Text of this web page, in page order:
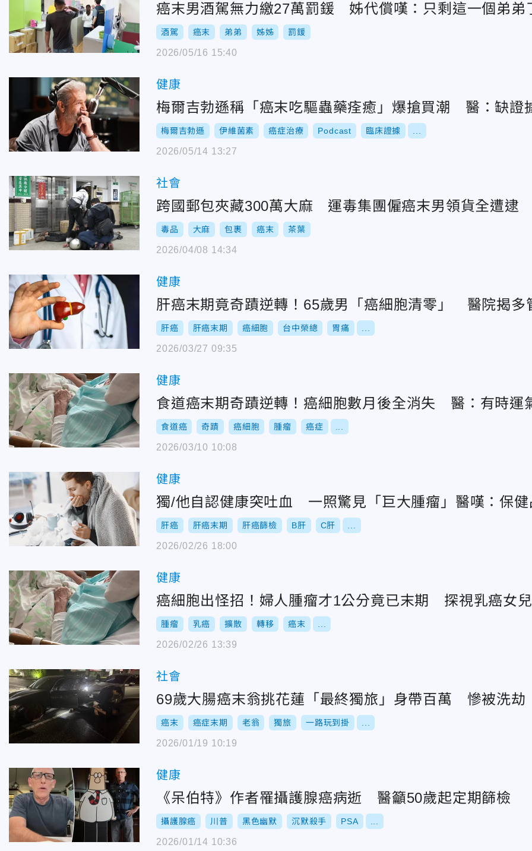
癌末男酒駕無力繳27萬罰鍰 姊代償嘆：只剩這一個弟弟
酒駕 癌末 弟弟 姊姊 罰鍰
2026/05/16 15:40
健康
梅爾吉勃遜稱「癌末吃驅蟲藥痊癒」爆搶買潮 醫：缺證
梅爾吉勃遜 伊維菌素 癌症治療 Podcast 臨床證據
2026/05/14 13:27
社會
跨國郵包夾藏300萬大麻 運毒集團僱癌末男領貨全遭逮
毒品 大麻 包裹 癌末 茶葉
2026/04/08 14:34
健康
肝癌末期竟奇蹟逆轉！65歲男「癌細胞清零」 醫院揭多
肝癌 肝癌末期 癌細胞 台中榮總 胃痛
2026/03/27 09:35
健康
食道癌末期奇蹟逆轉！癌細胞數月後全消失 醫：有時運
食道癌 奇蹟 癌細胞 腫瘤 癌症
2026/03/10 10:08
健康
獨/他自認健康突吐血 一照驚見「巨大腫瘤」醫嘆：保健
肝癌 肝癌末期 肝癌篩檢 B肝 C肝
2026/02/26 18:00
健康
癌細胞出怪招！婦人腫瘤才1公分竟已末期 探視乳癌女
腫瘤 乳癌 擴散 轉移 癌末
2026/02/26 13:39
社會
69歲大腸癌末翁挑花蓮「最終獨旅」身帶百萬 慘被洗劫
癌末 癌症末期 老翁 獨旅 一路玩到掛
2026/01/19 10:19
健康
《呆伯特》作者罹攝護腺癌病逝 醫籲50歲起定期篩檢
攝護腺癌 川普 黑色幽默 沉默殺手 PSA
2026/01/14 10:36